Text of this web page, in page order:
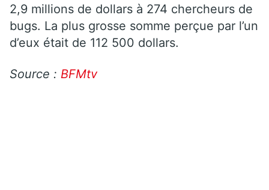
2,9 millions de dollars à 274 chercheurs de
bugs. La plus grosse somme perçue par l’un
d’eux était de 112 500 dollars.
Source : BFMtv